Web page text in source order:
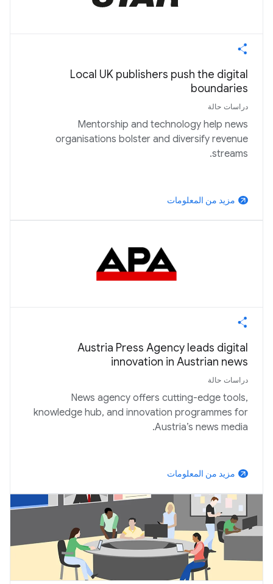
Local UK publishers push the digital
boundaries
دراسات حالة
Mentorship and technology help news
organisations bolster and diversify revenue
streams.
arrow_outward مزيد من المعلومات
Austria Press Agency leads digital
innovation in Austrian news
دراسات حالة
News agency offers cutting-edge tools,
knowledge hub, and innovation programmes for
Austria’s news media.
arrow_outward مزيد من المعلومات